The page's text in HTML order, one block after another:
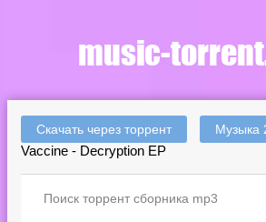
Скачать через торрент Музыка
Vaccine - Decryption EP